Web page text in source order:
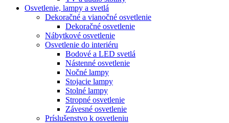
Osvetlenie, lampy a svetlá
Dekoračné a vianočné osvetlenie
Dekoračné osvetlenie
Nábytkové osvetlenie
Osvetlenie do interiéru
Bodové a LED svetlá
Nástenné osvetlenie
Nočné lampy
Stojacie lampy
Stolné lampy
Stropné osvetlenie
Závesné osvetlenie
Príslušenstvo k osvetleniu